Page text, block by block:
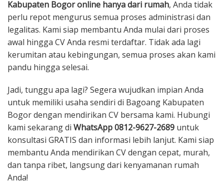
Kabupaten Bogor online hanya dari rumah, Anda tidak
perlu repot mengurus semua proses administrasi dan
legalitas. Kami siap membantu Anda mulai dari proses
awal hingga CV Anda resmi terdaftar. Tidak ada lagi
kerumitan atau kebingungan, semua proses akan kami
pandu hingga selesai.
Jadi, tunggu apa lagi? Segera wujudkan impian Anda
untuk memiliki usaha sendiri di Bagoang Kabupaten
Bogor dengan mendirikan CV bersama kami. Hubungi
kami sekarang di WhatsApp 0812-9627-2689 untuk
konsultasi GRATIS dan informasi lebih lanjut. Kami siap
membantu Anda mendirikan CV dengan cepat, murah,
dan tanpa ribet, langsung dari kenyamanan rumah
Anda!